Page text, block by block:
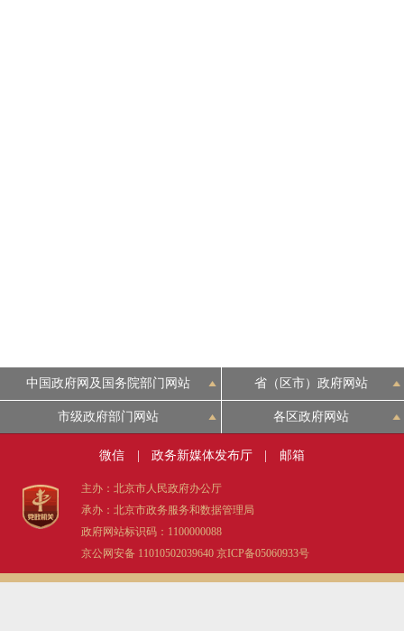
中国政府网及国务院部门网站 省（区市）政府网站
市级政府部门网站 各区政府网站
微信 政务新媒体发布厅 邮箱
主办：北京市人民政府办公厅
承办：北京市政务服务和数据管理局
政府网站标识码：1100000088
京公网安备 11010502039640 京ICP备05060933号